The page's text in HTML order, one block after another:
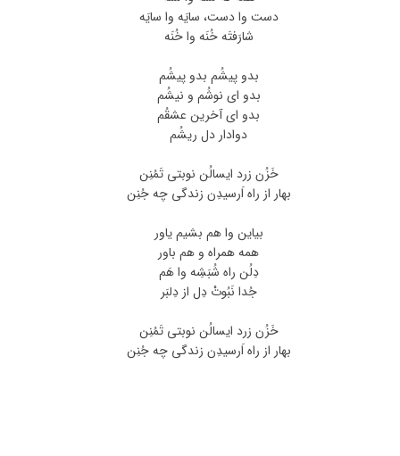
دست وا دست، سایَه وا سایَه
شارَفتَه خُنَه وا خُنَه
بدو پیشُم بدو پیشُم
بدو ای نوشُم و نیشُم
بدو ای آخرین عشقُم
دوادار دل ریشُم
خَزُن زرد ایسالُن نوبتی تَمُنِن
بهار از راه اَرسیدِن زندگی چه جُنِن
بیاین وا هم بشیم یاور
همه همراه و هم باور
دِلُن راه شُبَشِه وا هَم
جُدا نَبُوتْ دِل از دِلبَر
خَزُن زرد ایسالُن نوبتی تَمُنِن
بهار از راه اَرسیدِن زندگی چه جُنِن